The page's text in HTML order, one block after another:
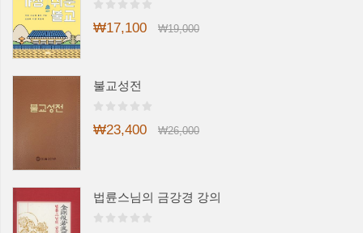
₩17,100 ₩19,000
불교성전
₩23,400 ₩26,000
법륜스님의 금강경 강의